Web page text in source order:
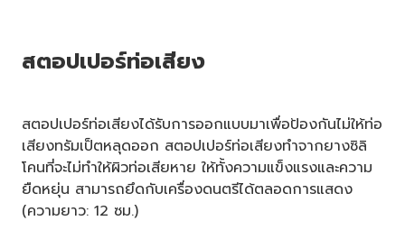
สตอปเปอร์ท่อเสียง
สตอปเปอร์ท่อเสียงได้รับการออกแบบมาเพื่อป้องกันไม่ให้ท่อ
เสียงทรัมเป็ตหลุดออก สตอปเปอร์ท่อเสียงทำจากยางซิลิ
โคนที่จะไม่ทำให้ผิวท่อเสียหาย ให้ทั้งความแข็งแรงและความ
ยืดหยุ่น สามารถยึดกับเครื่องดนตรีได้ตลอดการแสดง
(ความยาว: 12 ซม.)